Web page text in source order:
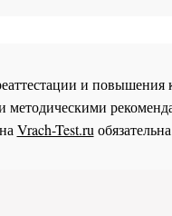
и
Vrach-Test.ru